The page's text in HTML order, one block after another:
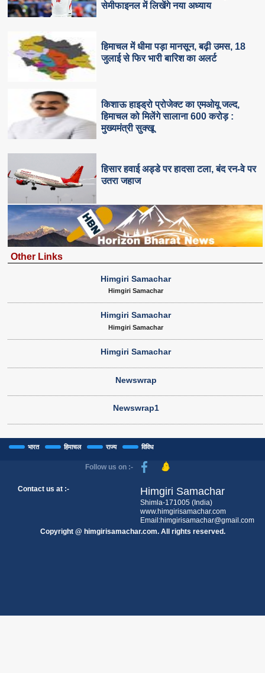
सेमीफाइनल में लिखेंगे नया अध्याय
हिमाचल में धीमा पड़ा मानसून, बढ़ी उमस, 18
जुलाई से फिर भारी बारिश का अलर्ट
किशाऊ हाइड्रो प्रोजेक्ट का एमओयू जल्द,
हिमाचल को मिलेंगे सालाना 600 करोड़ :
मुख्यमंत्री सुक्खू
हिसार हवाई अड्डे पर हादसा टला, बंद रन-वे पर
उतरा जहाज
Other Links
Himgiri Samachar
Himgiri Samachar
Himgiri Samachar
Himgiri Samachar
Himgiri Samachar
Newswrap
Newswrap1
भारत हिमाचल राज्य विविध
Follow us on :-
Contact us at :- Himgiri Samachar
Shimla-171005 (India)
www.himgirisamachar.com
Email:himgirisamachar@gmail.com
Copyright @ himgirisamachar.com. All rights reserved.